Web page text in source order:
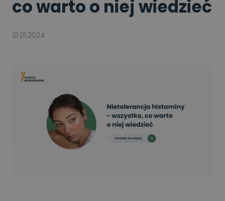
co warto o niej wiedzieć
31.01.2024